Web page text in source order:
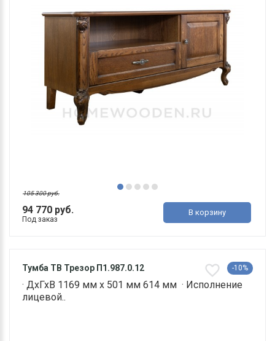
94 770 руб.
105 300 руб.
Под заказ
В корзину
Тумба ТВ Трезор П1.987.0.12 -10%
· ДхГхВ 1169 мм х 501 мм 614 мм · Исполнение
лицевой..